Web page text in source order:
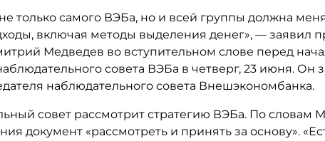
только самого ВЭБа, но и всей группы должна
включая методы выделения денег», — заявил
Медведев во вступительном слове перед
совета ВЭБа в четверг, 23 июня. Он
наблюдательного совета Внешэкономбанка.
совет рассмотрит стратегию ВЭБа. По словам
документ «рассмотреть и принять за основу».